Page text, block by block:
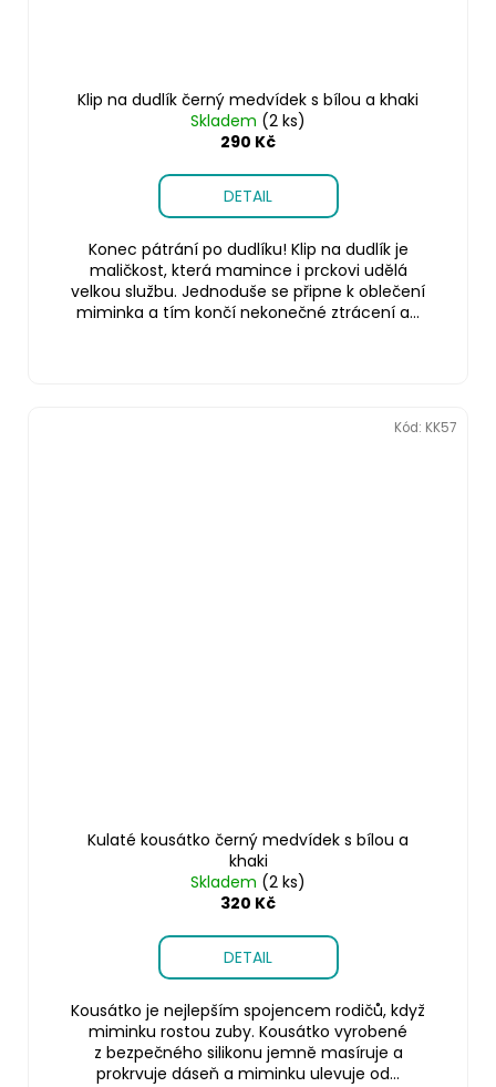
Klip na dudlík černý medvídek s bílou a khaki
Skladem (2 ks)
290 Kč
DETAIL
Konec pátrání po dudlíku! Klip na dudlík je
maličkost, která mamince i prckovi udělá
velkou službu. Jednoduše se připne k oblečení
miminka a tím končí nekonečné ztrácení a...
Kulaté kousátko černý medvídek s bílou a
khaki
Skladem (2 ks)
320 Kč
DETAIL
Kousátko je nejlepším spojencem rodičů, když
miminku rostou zuby. Kousátko vyrobené
z bezpečného silikonu jemně masíruje a
prokrvuje dáseň a miminku ulevuje od...
Kód: KK57